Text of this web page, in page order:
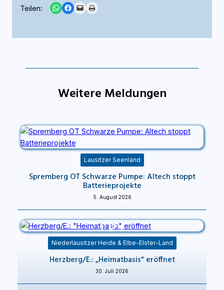
Teilen: Share on WhatsApp
Share on Facebook
Email this PagePrint this Page
Weitere Meldungen
Lausitzer Seenland
Spremberg OT Schwarze Pumpe: Altech stoppt
Batterieprojekte
5. August 2026
Niederlausitzer Heide & Elbe-Elster-Land
Herzberg/E.: „Heimatbasis“ eröffnet
30. Juli 2026